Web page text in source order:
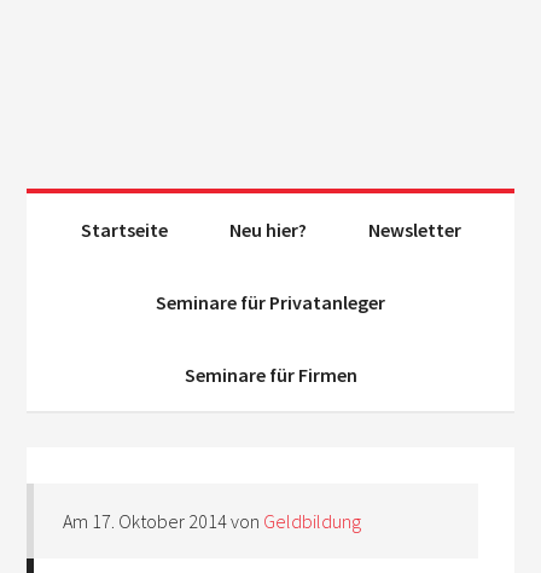
Startseite Neu hier? Newsletter
Seminare für Privatanleger
Seminare für Firmen
Am 17. Oktober 2014von Geldbildung